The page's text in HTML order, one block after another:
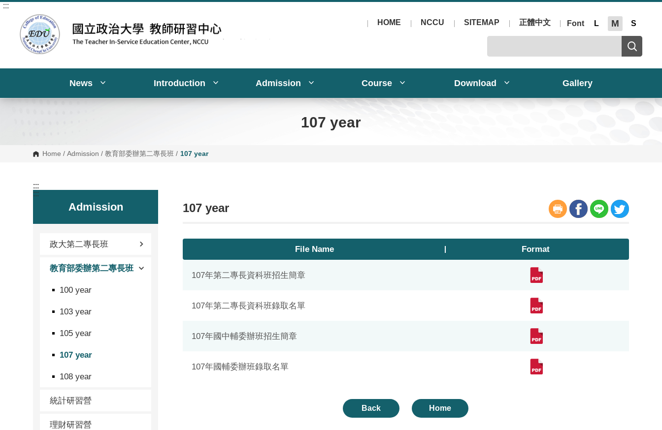
G
e
:::
HOME
NCCU SITEMAP 正體中文 Font L M S
News Introduction Admission Course Download Gallery
107 year
Home /Admission /教育部委辦第二專長班 / 107 year
:::
Admission
政大第二專長班
教育部委辦第二專長班
100 year
103 year
105 year
107 year
108 year
統計研習營
理財研習營
:::
107 year
File Name Format
107年第二專長資科班招生簡章
107年第二專長資科班錄取名單
107年國中輔委辦班招生簡章
107年國輔委辦班錄取名單
Back Home